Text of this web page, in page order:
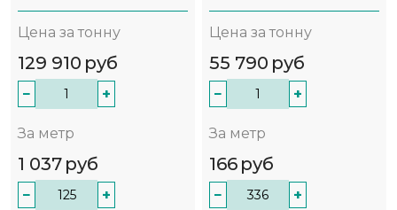
Цена за тонну
129 910 руб
− +
За метр
1 037 руб
− +
Цена за тонну
55 790 руб
− +
За метр
166 руб
− +